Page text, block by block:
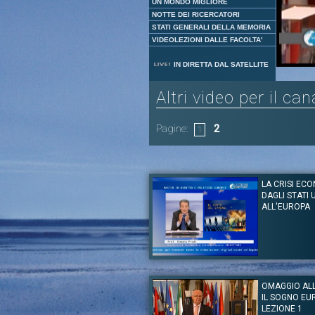
UN MONDO MIGLIORE
NOTTE DEI RICERCATORI
STATI GENERALI DELLA MEMORIA
VIDEOLEZIONI DALLE FACOLTA'
IN DIRETTA DAL SATELLITE
Altri video per il
Pagine: 1 2
LA CRISI
DAGLI STATI
ALL'EUROPA
Autore:Romano Prodi
Canale:Sotto i cieli d'Europa
Lezione del Professor Romano Prodi
mondiale. Perché è così profonda? Dagli
all’Europa, quali sono i motivi? Cosa si deve
OMAGGIO
IL SOGNO
LEZIONE 1